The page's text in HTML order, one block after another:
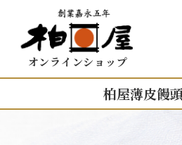
オンラインショップ
柏屋薄皮饅頭